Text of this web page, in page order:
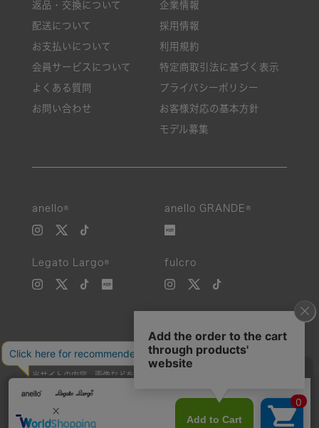
返品・交換について
配送について
お支払いについて
会員サービスについて
よくある質問
お問い合わせ
企業情報
採用情報
利用規約
特定商取引法に基づく表示
プライバシーポリシー
お客様対応の基本方針
モデル募集
anello® anello GRANDE®
Legato Largo® fulcro
当サイトの内容、画像などを無断で複製、転載、第三者への譲渡などを
Unauthorized reproduction, duplication, or redistribution of any
images or content from this website is strictly prohibited.